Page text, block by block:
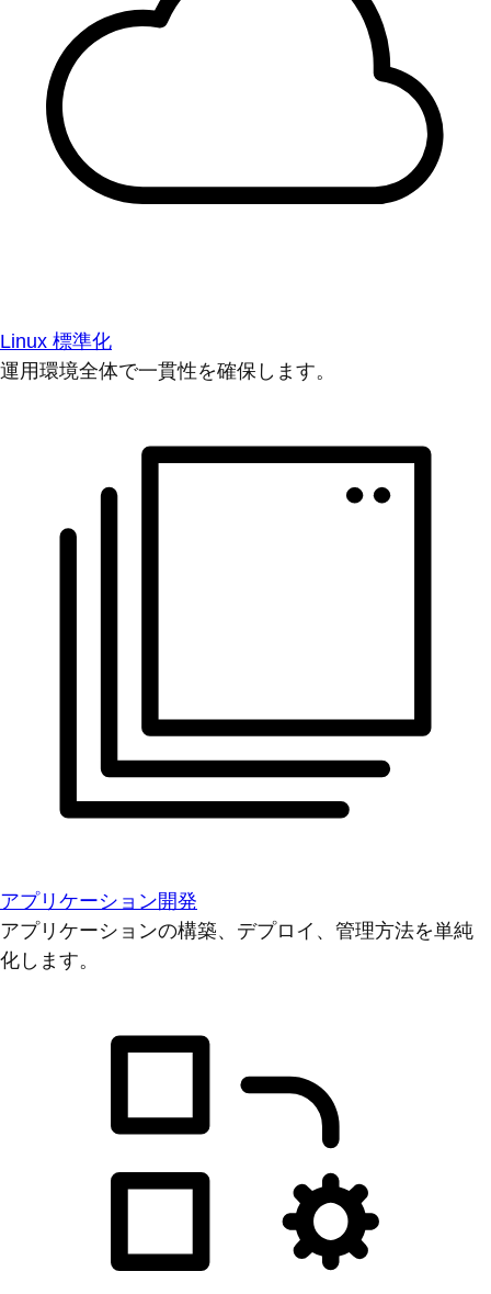
Linux 標準化
運用環境全体で一貫性を確保します。
アプリケーション開発
アプリケーションの構築、デプロイ、管理方法を単純
化します。